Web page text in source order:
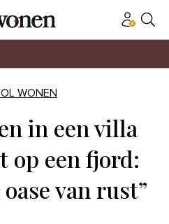
WONEN
in een villa
op een fjord:
van rust”